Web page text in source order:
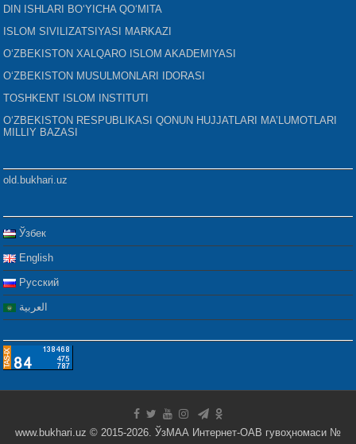
DIN ISHLARI BO‘YICHA QO‘MITA
ISLOM SIVILIZATSIYASI MARKAZI
O‘ZBEKISTON XALQARO ISLOM AKADEMIYASI
O‘ZBEKISTON MUSULMONLARI IDORASI
TOSHKENT ISLOM INSTITUTI
O‘ZBEKISTON RESPUBLIKASI QONUN HUJJATLARI MA’LUMOTLARI
MILLIY BAZASI
old.bukhari.uz
Ўзбек
English
Русский
العربية
www.bukhari.uz © 2015-2026. ЎзМАА Интернет-ОАВ гувоҳномаси №